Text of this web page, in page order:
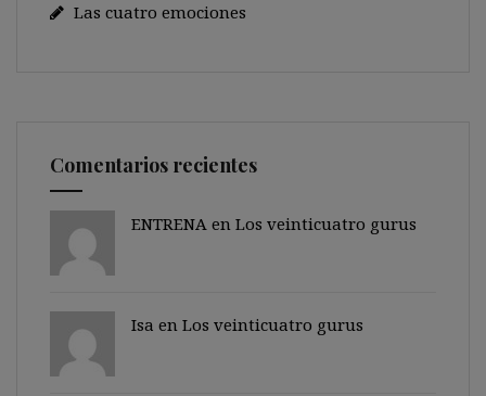
Las cuatro emociones
Comentarios recientes
ENTRENA en Los veinticuatro gurus
Isa en Los veinticuatro gurus